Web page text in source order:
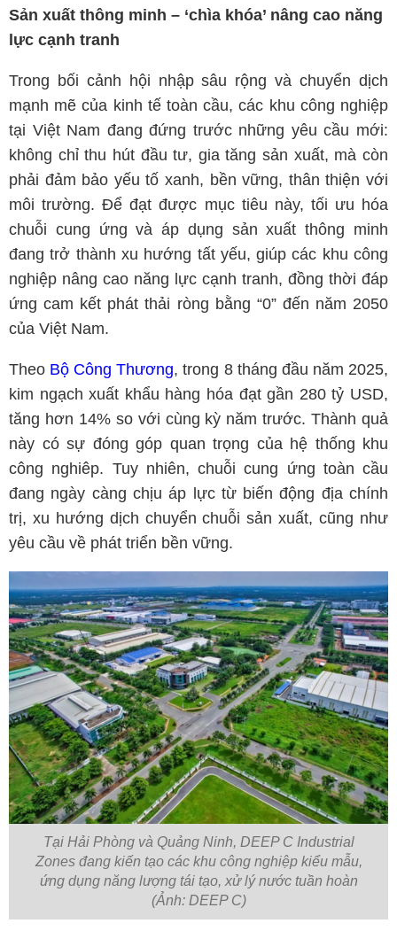
Sản xuất thông minh – ‘chìa khóa’ nâng cao năng
lực cạnh tranh
Trong bối cảnh hội nhập sâu rộng và chuyển dịch
mạnh mẽ của kinh tế toàn cầu, các khu công nghiệp
tại Việt Nam đang đứng trước những yêu cầu mới:
không chỉ thu hút đầu tư, gia tăng sản xuất, mà còn
phải đảm bảo yếu tố xanh, bền vững, thân thiện với
môi trường. Để đạt được mục tiêu này, tối ưu hóa
chuỗi cung ứng và áp dụng sản xuất thông minh
đang trở thành xu hướng tất yếu, giúp các khu công
nghiệp nâng cao năng lực cạnh tranh, đồng thời đáp
ứng cam kết phát thải ròng bằng “0” đến năm 2050
của Việt Nam.
Theo Bộ Công Thương, trong 8 tháng đầu năm 2025,
kim ngạch xuất khẩu hàng hóa đạt gần 280 tỷ USD,
tăng hơn 14% so với cùng kỳ năm trước. Thành quả
này có sự đóng góp quan trọng của hệ thống khu
công nghiêp. Tuy nhiên, chuỗi cung ứng toàn cầu
đang ngày càng chịu áp lực từ biến động địa chính
trị, xu hướng dịch chuyển chuỗi sản xuất, cũng như
yêu cầu về phát triển bền vững.
Tại Hải Phòng và Quảng Ninh, DEEP C Industrial
Zones đang kiến tạo các khu công nghiệp kiểu mẫu,
ứng dụng năng lượng tái tạo, xử lý nước tuần hoàn
(Ảnh: DEEP C)